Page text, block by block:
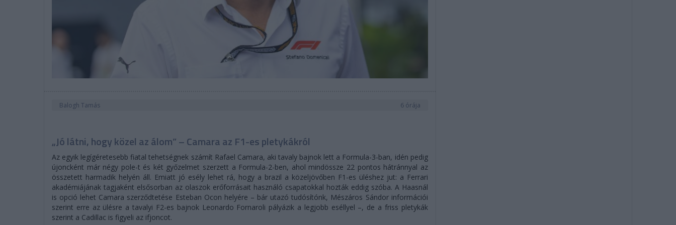
Balogh Tamás 6 órája
„Jó látni, hogy közel az álom” – Camara az F1-es pletykákról
Az egyik legígéretesebb fiatal tehetségnek számít Rafael Camara, aki tavaly bajnok lett a Formula-3-ban, idén pedig
újoncként már négy pole-t és két győzelmet szerzett a Formula-2-ben, ahol mindössze 22 pontos hátránnyal az
összetett harmadik helyén áll. Emiatt jó esély lehet rá, hogy a brazil a közeljövőben F1-es üléshez jut: a Ferrari
akadémiájának tagjaként elsősorban az olaszok erőforrásait használó csapatokkal hozták eddig szóba. A Haasnál
is opció lehet Camara szerződtetése Esteban Ocon helyére – bár utazó tudósítónk, Mészáros Sándor információi
szerint erre az ülésre a tavalyi F2-es bajnok Leonardo Fornaroli pályázik a legjobb eséllyel –, de a friss pletykák
szerint a Cadillac is figyeli az ifjoncot.